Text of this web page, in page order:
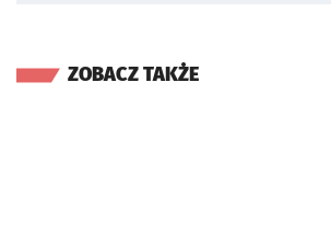
ZOBACZ TAKŻE